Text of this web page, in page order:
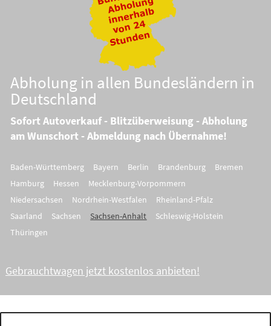
Abholung in allen Bundesländern in
Deutschland
Sofort Autoverkauf - Blitzüberweisung - Abholung
am Wunschort - Abmeldung nach Übernahme!
Baden-Württemberg Bayern Berlin Brandenburg
Bremen
Hamburg
Hessen
Mecklenburg-Vorpommern
Niedersachsen
Nordrhein-Westfalen
Rheinland-Pfalz
Saarland
Sachsen Sachsen-Anhalt
Schleswig-Holstein
Thüringen
Gebrauchtwagen jetzt kostenlos anbieten!